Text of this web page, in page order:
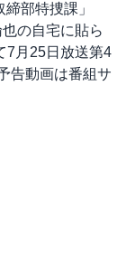
部特捜課」
也の自宅に貼ら
7月25日放送第4
告動画は番組サ